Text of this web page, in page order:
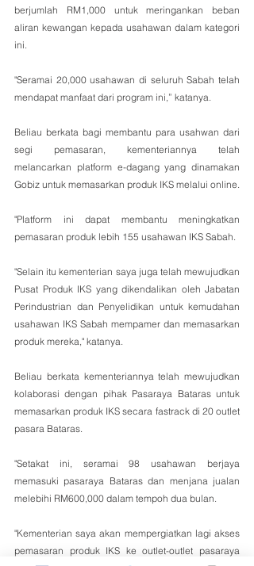
berjumlah RM1,000 untuk meringankan beban
aliran kewangan kepada usahawan dalam kategori
ini.
"Seramai 20,000 usahawan di seluruh Sabah telah
mendapat manfaat dari program ini,” katanya.
Beliau berkata bagi membantu para usahwan dari
segi pemasaran, kementeriannya telah
melancarkan platform e-dagang yang dinamakan
Gobiz untuk memasarkan produk IKS melalui online.
"Platform ini dapat membantu meningkatkan
pemasaran produk lebih 155 usahawan IKS Sabah.
"Selain itu kementerian saya juga telah mewujudkan
Pusat Produk IKS yang dikendalikan oleh Jabatan
Perindustrian dan Penyelidikan untuk kemudahan
usahawan IKS Sabah mempamer dan memasarkan
produk mereka," katanya.
Beliau berkata kementeriannya telah mewujudkan
kolaborasi dengan pihak Pasaraya Bataras untuk
memasarkan produk IKS secara fastrack di 20 outlet
pasara Bataras.
"Setakat ini, seramai 98 usahawan berjaya
memasuki pasaraya Bataras dan menjana jualan
melebihi RM600,000 dalam tempoh dua bulan.
"Kementerian saya akan mempergiatkan lagi akses
pemasaran produk IKS ke outlet-outlet pasaraya